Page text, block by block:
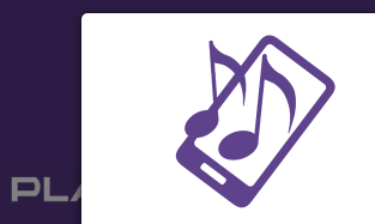
celu realizacji usług i zgodnie z
Polityką Plików Cookies.
Możesz określić warunki
przechowywania lub dostępu do
plików cookies w Twojej
przeglądarce